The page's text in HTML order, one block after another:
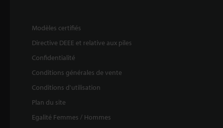
Modèles certifiés
Directive DEEE et relative aux piles
Confidentialité
Conditions générales de vente
Conditions d'utilisation
Plan du site
Egalité Femmes / Hommes